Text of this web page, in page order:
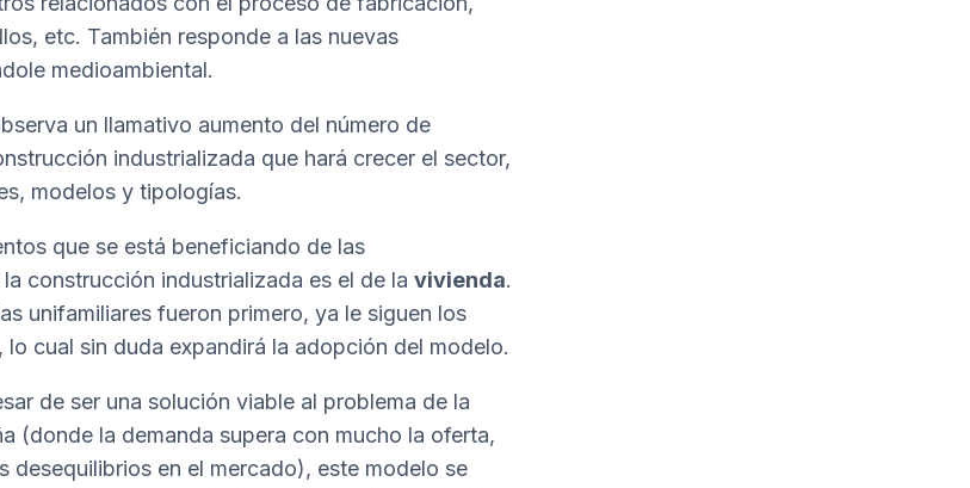
etc. También responde a las nuevas
medioambiental.
un llamativo aumento del número de
industrializada que hará crecer el sector,
modelos y tipologías.
que se está beneficiando de las
construcción industrializada es el de la vivienda.
unifamiliares fueron primero, ya le siguen los
cual sin duda expandirá la adopción del modelo.
de ser una solución viable al problema de la
(donde la demanda supera con mucho la oferta,
desequilibrios en el mercado), este modelo se